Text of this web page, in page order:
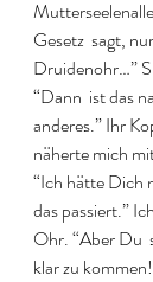
Gesetz  sagt,
Druidenohr…”
“Dann  ist das
anderes.” Ihr
näherte mich
“Ich hätte Dich
das passiert.”
Ohr. “Aber Du
klar zu